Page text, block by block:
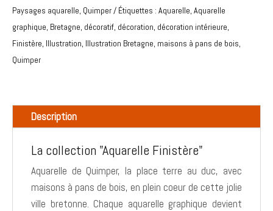
place
terre
Paysages aquarelle, Quimper Étiquettes : Aquarelle, Aquarelle
graphique, Bretagne, décoratif, décoration, décoration intérieure,
Finistère, Illustration, Illustration Bretagne, maisons à pans de bois,
Quimper
Description
La collection "Aquarelle Finistère"
Aquarelle de Quimper, la place terre au duc, avec
maisons à pans de bois, en plein coeur de cette jolie
ville bretonne. Chaque aquarelle graphique devient